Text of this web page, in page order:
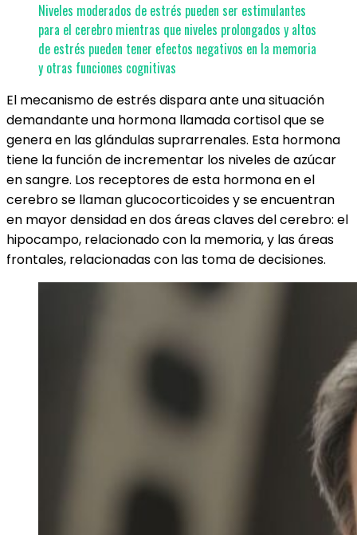
Niveles moderados de estrés pueden ser estimulantes
para el cerebro mientras que niveles prolongados y altos
de estrés pueden tener efectos negativos en la memoria
y otras funciones cognitivas
El mecanismo de estrés dispara ante una situación
demandante una hormona llamada cortisol que se
genera en las glándulas suprarrenales. Esta hormona
tiene la función de incrementar los niveles de azúcar
en sangre. Los receptores de esta hormona en el
cerebro se llaman glucocorticoides y se encuentran
en mayor densidad en dos áreas claves del cerebro: el
hipocampo, relacionado con la memoria, y las áreas
frontales, relacionadas con las toma de decisiones.